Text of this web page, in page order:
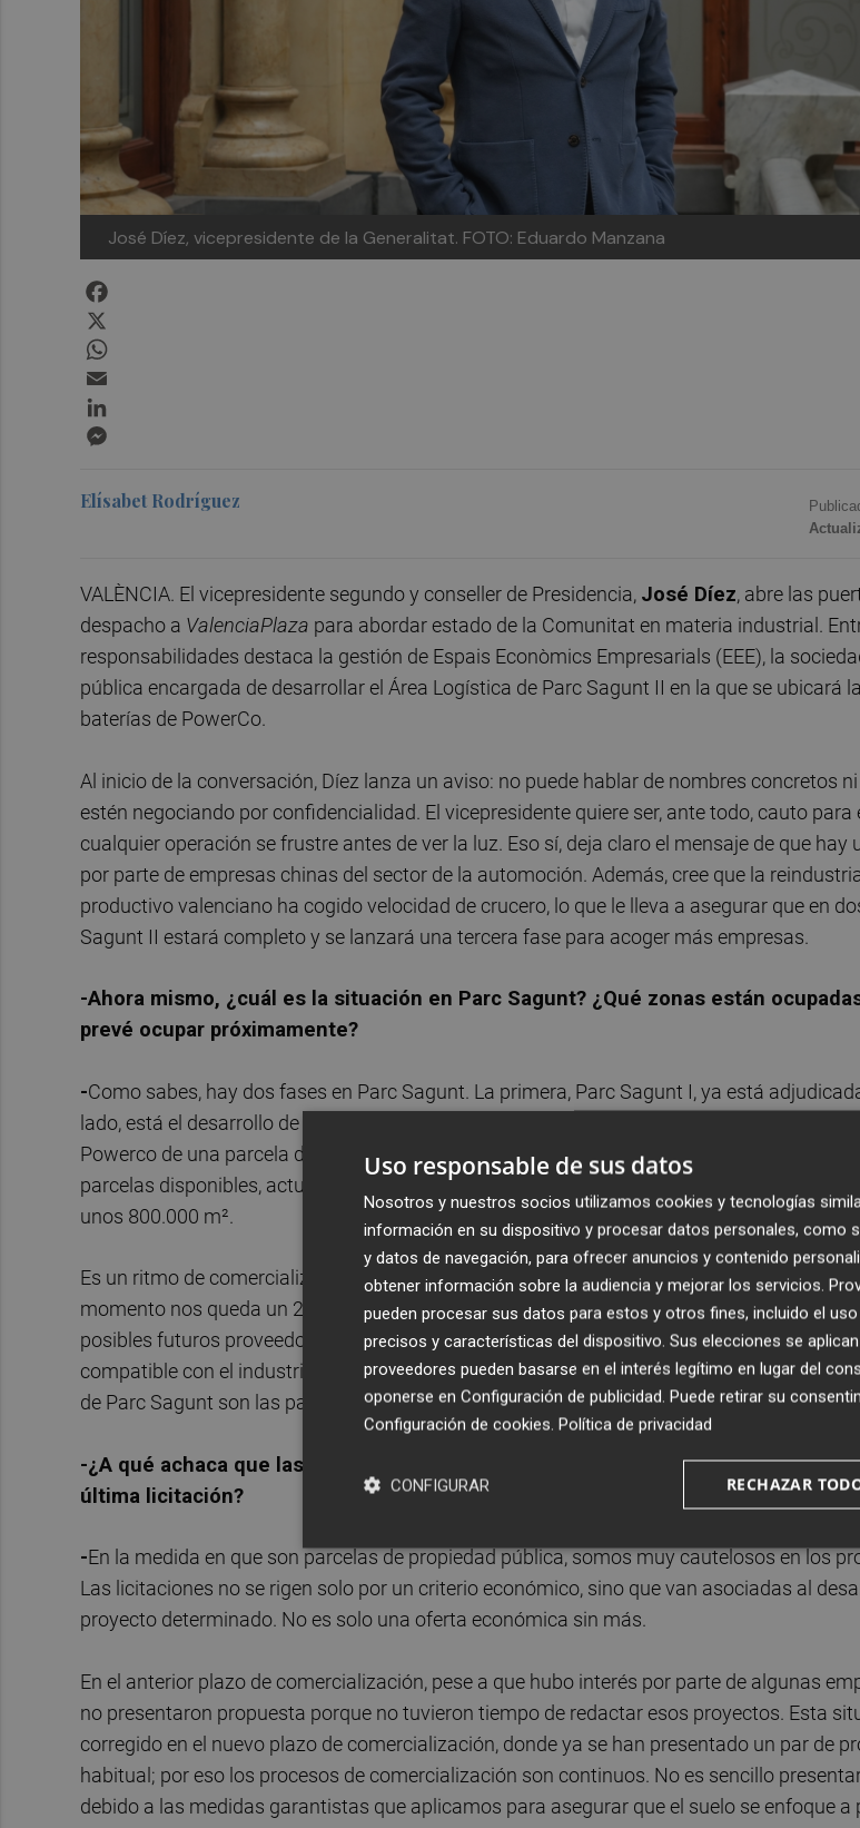
José Díez, vicepresidente de la Generalitat. FOTO: Eduardo Manzana
Elísabet Rodríguez
VALÈNCIA. El vicepresidente segundo y conseller de Presidencia, José Díez, abre las
despacho a ValenciaPlaza para abordar estado de la Comunitat en materia industrial.
responsabilidades destaca la gestión de Espais Econòmics Empresarials (EEE), la
pública encargada de desarrollar el Área Logística de Parc Sagunt II en la que se ubicará
baterías de PowerCo.
Al inicio de la conversación, Díez lanza un aviso: no puede hablar de nombres concretos
estén negociando por confidencialidad. El vicepresidente quiere ser, ante todo, cauto para
cualquier operación se frustre antes de ver la luz. Eso sí, deja claro el mensaje de que hay
por parte de empresas chinas del sector de la automoción. Además, cree que la
productivo valenciano ha cogido velocidad de crucero, lo que le lleva a asegurar que en
Sagunt II estará completo y se lanzará una tercera fase para acoger más empresas.
-Ahora mismo, ¿cuál es la situación en Parc Sagunt? ¿Qué zonas están
prevé ocupar próximamente?
-Como sabes, hay dos fases en Parc Sagunt. La primera, Parc Sagunt I, ya está
lado, está el desarrollo de Parc Sagunt II. En esta segunda fase, tras la adjudicación
Powerco de una parcela de aproximadamente 1.300.000 m², el ritmo sigue siendo muy
parcelas disponibles, actualmente están adjudicadas o en proceso de adjudicación el 72%,
unos 800.000 m².
Es un ritmo de comercialización muy bueno, considerando que empezamos hace menos
momento nos queda un 28% disponible, aunque es cierto que todavía hay alguna parcela
posibles futuros proveedores de PowerCo. También quedan parcelas terciarias más
compatible con el industrial, pero donde hay más competencia en el mercado. Hoy por
de Parc Sagunt son las parcelas de gran tamaño para inversiones de gran calado.
-¿A qué achaca que las cuatro parcelas del entorno de PowerCo se quedaran
última licitación?
-En la medida en que son parcelas de propiedad pública, somos muy cautelosos en los
Las licitaciones no se rigen solo por un criterio económico, sino que van asociadas al
proyecto determinado. No es solo una oferta económica sin más.
En el anterior plazo de comercialización, pese a que hubo interés por parte de algunas
no presentaron propuesta porque no tuvieron tiempo de redactar esos proyectos. Esta
corregido en el nuevo plazo de comercialización, donde ya se han presentado un par de
habitual; por eso los procesos de comercialización son continuos. No es sencillo
debido a las medidas garantistas que aplicamos para asegurar que el suelo se enfoque a
Uso responsable de sus datos
Nosotros y nuestros socios utilizamos cookies y tecnologías
información en su dispositivo y procesar datos personales, como
y datos de navegación, para ofrecer anuncios y contenido
obtener información sobre la audiencia y mejorar los servicios.
pueden procesar sus datos para estos y otros fines, incluido el
precisos y características del dispositivo. Sus elecciones se
proveedores pueden basarse en el interés legítimo en lugar del
oponerse en Configuración de publicidad. Puede retirar su
Configuración de cookies. Política de privacidad
RECHAZAR
CONFIGURAR